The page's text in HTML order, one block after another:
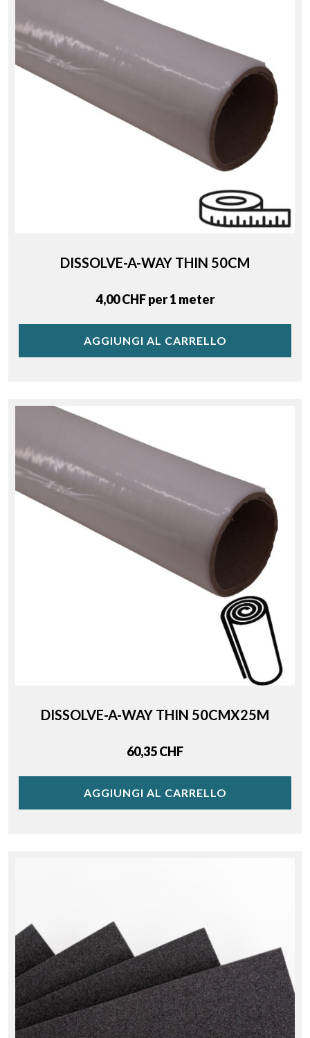
DISSOLVE-A-WAY THIN 50CM
Price
4,00 CHF per 1 meter
AGGIUNGI AL CARRELLO
DISSOLVE-A-WAY THIN 50CMX25M
Price
60,35 CHF
AGGIUNGI AL CARRELLO